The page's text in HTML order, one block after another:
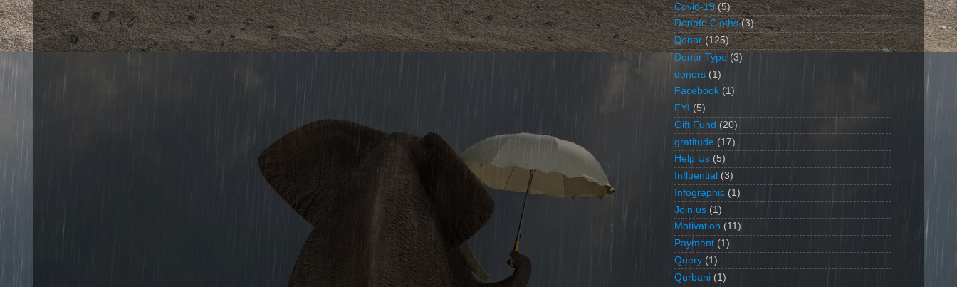
Covid-19 (5)
Donate Cloths (3)
Donor (125)
Donor Type (3)
donors (1)
Facebook (1)
FYI (5)
Gift Fund (20)
gratitude (17)
Help Us (5)
Influential (3)
Infographic (1)
Join us (1)
Motivation (11)
Payment (1)
Query (1)
Qurbani (1)